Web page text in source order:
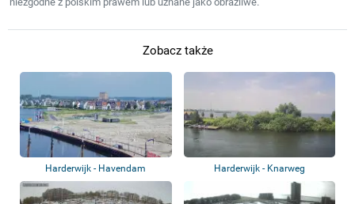
Zobacz także
Harderwijk - Havendam Harderwijk - Knarweg